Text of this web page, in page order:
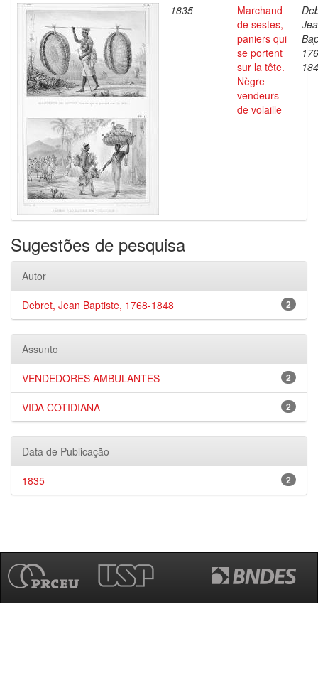
1835
Marchand
de sestes,
paniers qui
se portent
sur la tête.
Nègre
vendeurs
de volaille
Sugestões de pesquisa
Autor
2
Debret, Jean Baptiste, 1768-1848
Assunto
2
VENDEDORES AMBULANTES
2
VIDA COTIDIANA
Data de Publicação
2
1835